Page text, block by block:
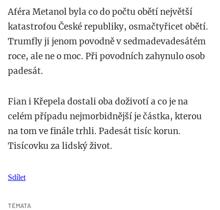
Aféra Metanol byla co do počtu obětí největší
katastrofou České republiky, osmačtyřicet obětí.
Trumfly ji jenom povodně v sedmadevadesátém
roce, ale ne o moc. Při povodních zahynulo osob
padesát.
Fian i Křepela dostali oba doživotí a co je na
celém případu nejmorbidnější je částka, kterou
na tom ve finále trhli. Padesát tisíc korun.
Tisícovku za lidský život.
Sdílet
TÉMATA